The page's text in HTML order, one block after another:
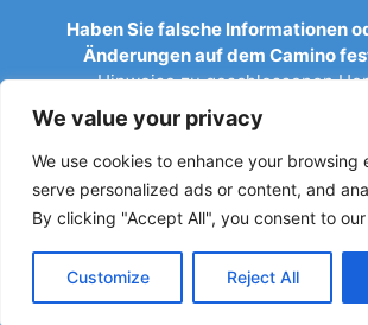
We value your privacy
We use cookies to enhance your browsing
serve personalized ads or content, and
By clicking "Accept All", you consent to
Customize Reject All
Haben Sie falsche Informationen
Änderungen auf dem Camino
Hinweise zu geschlossenen
Überschwemmungen, Umleitungen,
anderen Änderungen helfen, den
halten.
Schreiben Sie uns an: